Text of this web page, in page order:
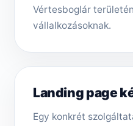
Vértesboglár
vállalkozásoknak.
Landing page
Egy konkrét